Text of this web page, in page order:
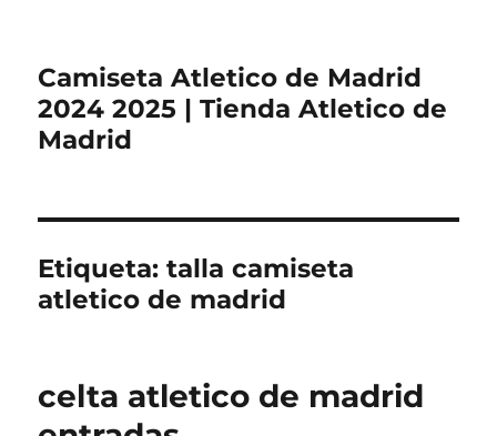
Camiseta Atletico de Madrid
2024 2025 | Tienda Atletico de
Madrid
Etiqueta:talla camiseta
atletico de madrid
celta atletico de madrid